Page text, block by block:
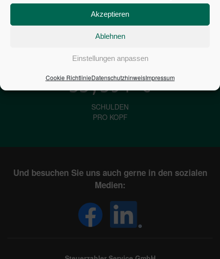
Akzeptieren
Ablehnen
Einstellungen anpassen
Cookie RichtlinieDatenschutzhinweisImpressum
2,804,071,895,424
STAATSVERSCHULDUNG
33,594€
SCHULDEN
PRO KOPF
Und besuchen Sie uns auch gerne in den sozialen
Medien: